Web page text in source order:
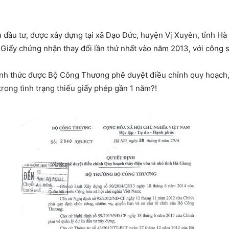
tư, được xây dựng tại xã Đạo Đức, huyện Vị Xuyên, tỉnh
chứng nhận thay đổi lần thứ nhất vào năm 2013, với công
thức được Bộ Công Thương phê duyệt điều chỉnh quy
tình trạng thiếu giấy phép gần 1 năm?!